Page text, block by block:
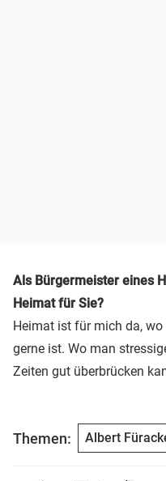
Als Bürgermeister eines
Heimat für Sie?
Heimat ist für mich da,
gerne ist. Wo man
Zeiten gut überbrücken
Themen: Albert